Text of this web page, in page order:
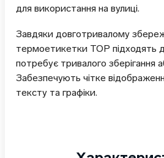
для використання на вулиці.
Завдяки довготривалому
термоетикетки TOP підходять
потребує тривалого зберігання
Забезпечують чітке
тексту та графіки.